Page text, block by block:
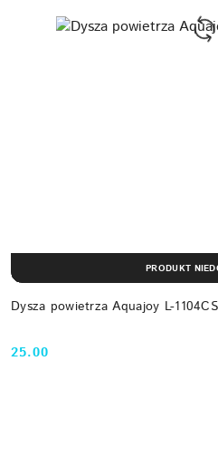
Dysza powietrza Aquajoy L-
Cena:
25.00
PRODUKT